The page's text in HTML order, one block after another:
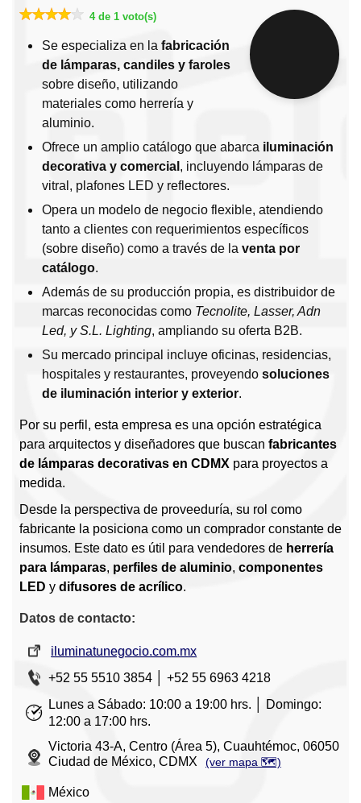
4 de 1 voto(s)
Se especializa en la fabricación
de lámparas, candiles y faroles
sobre diseño, utilizando
materiales como herrería y
aluminio.
Ofrece un amplio catálogo que abarca iluminación
decorativa y comercial , incluyendo lámparas de
vitral, plafones LED y reflectores.
Opera un modelo de negocio flexible, atendiendo
tanto a clientes con requerimientos específicos
(sobre diseño) como a través de la venta por
catálogo.
Además de su producción propia, es distribuidor de
marcas reconocidas como Tecnolite, Lasser, Adn
Led, y S.L. Lighting, ampliando su oferta B2B.
Su mercado principal incluye oficinas, residencias,
hospitales y restaurantes, proveyendo soluciones
de iluminación interior y exterior.
Por su perfil, esta empresa es una opción estratégica
para arquitectos y diseñadores que buscan fabricantes
de lámparas decorativas en CDMX para proyectos a
medida.
Desde la perspectiva de proveeduría, su rol como
fabricante la posiciona como un comprador constante de
insumos. Este dato es útil para vendedores de herrería
para lámparas, perfiles de aluminio, componentes
LED y difusores de acrílico.
Datos de contacto:
iluminatunegocio.com.mx
+52 55 5510 3854 │ +52 55 6963 4218
Lunes a Sábado: 10:00 a 19:00 hrs. │ Domingo:
12:00 a 17:00 hrs.
Victoria 43-A, Centro (Área 5), Cuauhtémoc, 06050
Ciudad de México, CDMX
(ver mapa 🗺️)
México